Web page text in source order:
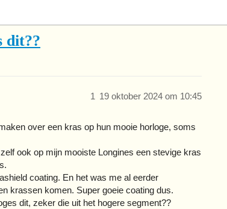
dit??
19 oktober 2024 om 10:45
1
over een kras op hun mooie horloge, soms
ook op mijn mooiste Longines een stevige kras
coating. En het was me al eerder
krassen komen. Super goeie coating dus.
dit, zeker die uit het hogere segment??